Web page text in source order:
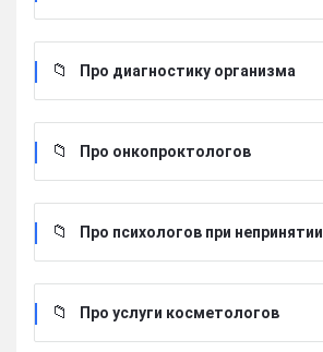
Про диагностику организма
Про онкопроктологов
Про психологов при непринятии
Про услуги косметологов